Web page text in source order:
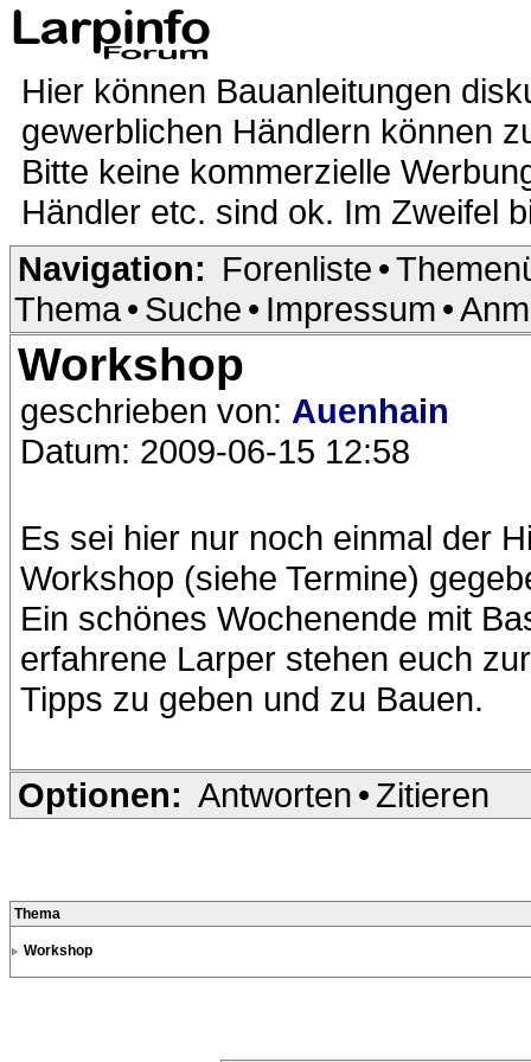
Hier können Bauanleitungen
gewerblichen Händlern können
Bitte keine kommerzielle
Händler etc. sind ok. Im Zweifel
Navigation: Forenliste •
Thema• Suche • Impressum •
Workshop
geschrieben von: Auenhain
Datum: 2009-06-15 12:58
Es sei hier nur noch einmal der
Workshop (siehe Termine)
Ein schönes Wochenende mit
erfahrene Larper stehen euch
Tipps zu geben und zu Bauen.
Optionen: Antworten • Zitieren
Thema
Workshop